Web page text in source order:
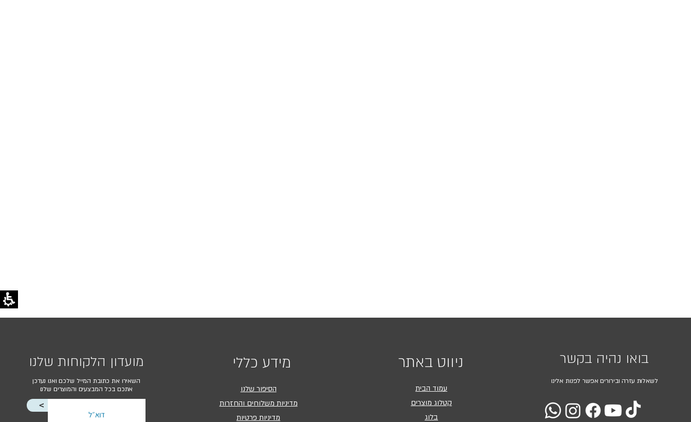
מועדון הלקוחות שלנו
השאירו את כתובת המייל שלכם ואנו נעדכן
אתכם בכל המבצעים והמוצרים שלנו
<
מידע כללי
הסיפור שלנו
מדיניות משלוחים והחזרות
מדיניות פרטיות
ניווט באתר
עמוד הבית
קטלוג מוצרים
בלוג
בואו נהיה בקשר
לשאלות עזרה ובירורים אפשר לפנות אלינו